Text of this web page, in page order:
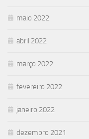
maio 2022
abril 2022
março 2022
fevereiro 2022
janeiro 2022
dezembro 2021